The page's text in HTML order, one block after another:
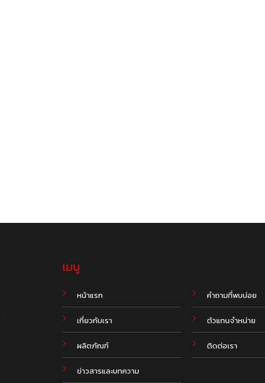
เมนู
หน้าแรก
เกี่ยวกับเรา
ผลิตภัณฑ์
ข่าวสารและบทความ
คำถามที่พบบ่อย
ตัวแทนจำหน่าย
ติดต่อเรา